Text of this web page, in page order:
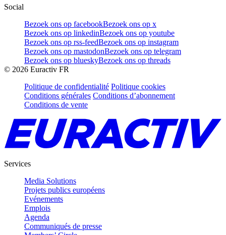
Social
Bezoek ons op facebookBezoek ons op x
Bezoek ons op linkedinBezoek ons op youtube
Bezoek ons op rss-feedBezoek ons op instagram
Bezoek ons op mastodonBezoek ons op telegram
Bezoek ons op blueskyBezoek ons op threads
© 2026 Euractiv FR
Politique de confidentialité Politique cookies
Conditions générales Conditions d’abonnement
Conditions de vente
Services
Media Solutions
Projets publics européens
Evénements
Emplois
Agenda
Communiqués de presse